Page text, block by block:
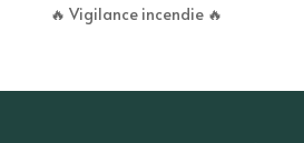
🔥 Vigilance incendie 🔥